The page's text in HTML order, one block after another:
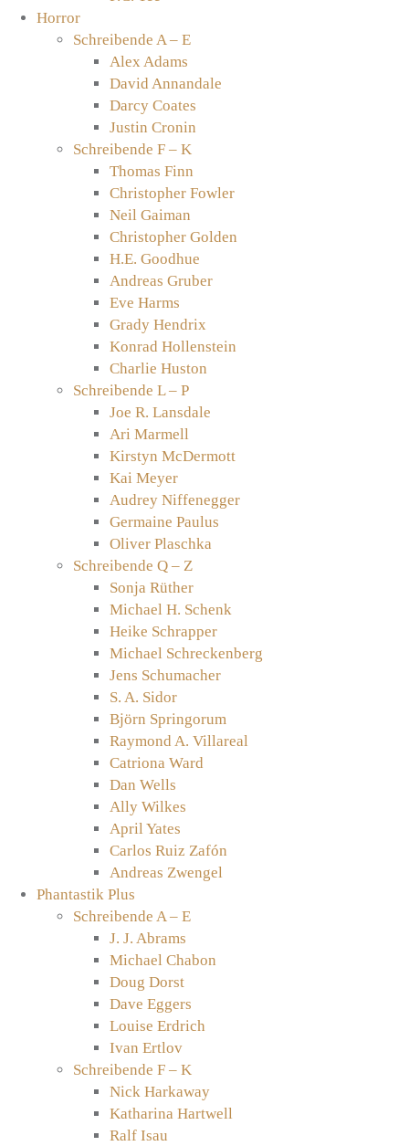
Horror
Schreibende A – E
Alex Adams
David Annandale
Darcy Coates
Justin Cronin
Schreibende F – K
Thomas Finn
Christopher Fowler
Neil Gaiman
Christopher Golden
H.E. Goodhue
Andreas Gruber
Eve Harms
Grady Hendrix
Konrad Hollenstein
Charlie Huston
Schreibende L – P
Joe R. Lansdale
Ari Marmell
Kirstyn McDermott
Kai Meyer
Audrey Niffenegger
Germaine Paulus
Oliver Plaschka
Schreibende Q – Z
Sonja Rüther
Michael H. Schenk
Heike Schrapper
Michael Schreckenberg
Jens Schumacher
S. A. Sidor
Björn Springorum
Raymond A. Villareal
Catriona Ward
Dan Wells
Ally Wilkes
April Yates
Carlos Ruiz Zafón
Andreas Zwengel
Phantastik Plus
Schreibende A – E
J. J. Abrams
Michael Chabon
Doug Dorst
Dave Eggers
Louise Erdrich
Ivan Ertlov
Schreibende F – K
Nick Harkaway
Katharina Hartwell
Ralf Isau